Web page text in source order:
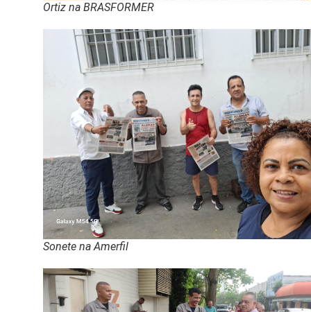
Ortiz na BRASFORMER
Sonete na Amerfil